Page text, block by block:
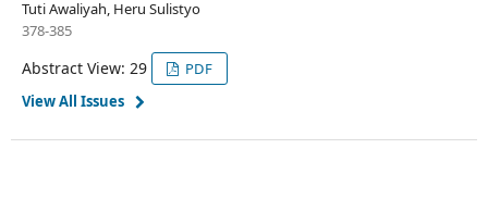
Tuti Awaliyah, Heru Sulistyo
378-385
Abstract View: 29
PDF
View All Issues